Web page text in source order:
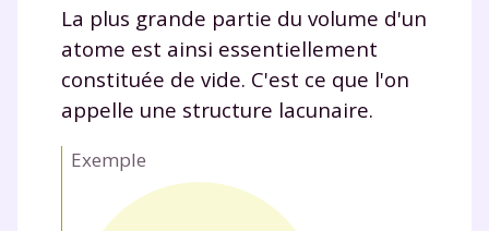
La plus grande partie du volume d'un
atome est ainsi essentiellement
constituée de vide. C'est ce que l'on
appelle une structure lacunaire.
Exemple
et de réussir votre
année scolaire ?
Testez gratuitement